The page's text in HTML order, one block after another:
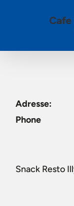
Adresse:
Phone
Snack Resto